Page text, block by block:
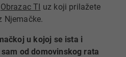
Obrazac TI​ uz koji prilažete
Njemačke.
u kojoj se ista i
od domovinskog rata